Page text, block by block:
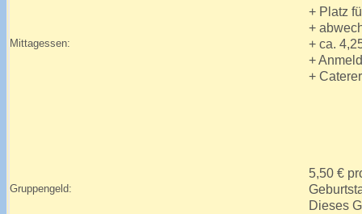
Mittagessen:
+ Platz
+
+ ca.
+
+
Gruppengeld:
5,50 €
Dieses